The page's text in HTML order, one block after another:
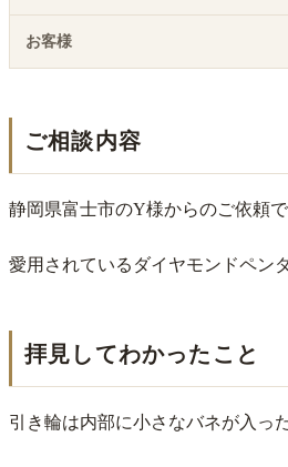
お客様
ご相談内容
静岡県富士市のY様からのご依頼で
愛用されているダイヤモンドペン
拝見してわかったこと
引き輪は内部に小さなバネが入っ